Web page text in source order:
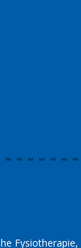
Fysiotherapie